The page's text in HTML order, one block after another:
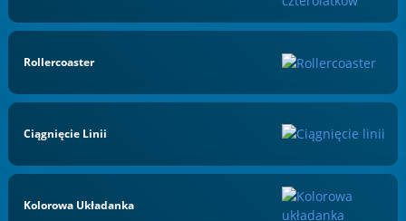
Rollercoaster
Ciągnięcie Linii
Kolorowa Układanka